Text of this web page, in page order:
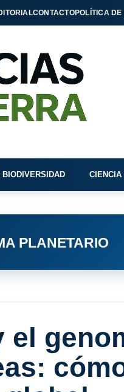
CONTACTOPOLÍTICA
BIODIVERSIDAD CIENCIA
PLANETARIO
el